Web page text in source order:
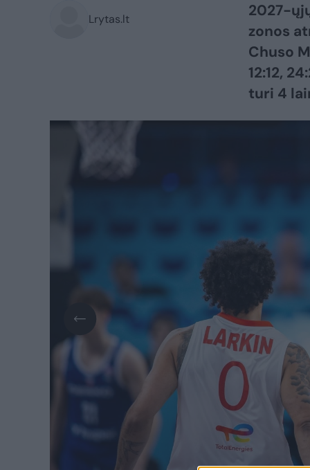
Lrytas.lt
2027-
zonos
Chuso
12:12,
turi 4